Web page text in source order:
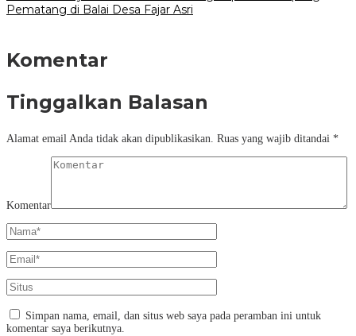
Pematang di Balai Desa Fajar Asri
Komentar
Tinggalkan Balasan
Alamat email Anda tidak akan dipublikasikan. Ruas yang wajib ditandai *
Komentar
Simpan nama, email, dan situs web saya pada peramban ini untuk
komentar saya berikutnya.